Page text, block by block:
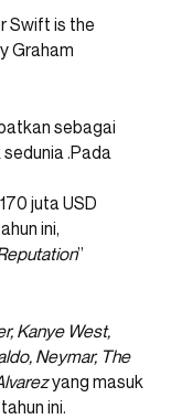
sebagai
.Pada
juta USD
ini,
”
Kanye West,
Neymar, The
yang masuk
tahun ini.